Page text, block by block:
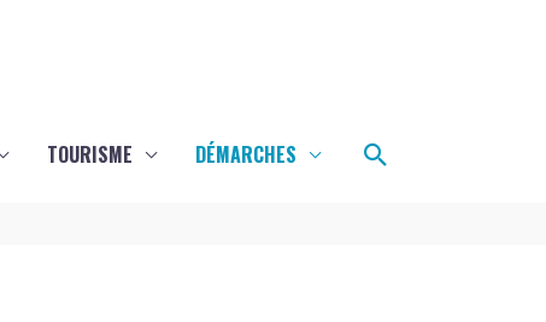
TOURISME DÉMARCHES Rechercher